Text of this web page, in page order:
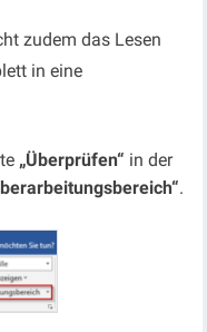
zudem das Lesen
in eine
„Überprüfen“ in der
.